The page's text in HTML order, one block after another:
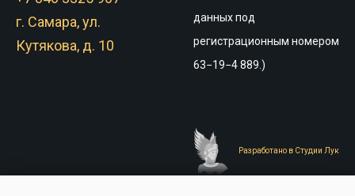
г. Самара, ул.
Кутякова, д. 10
данных под
регистрационным номером
63−19−4 889.)
Разработано в Студии Лук